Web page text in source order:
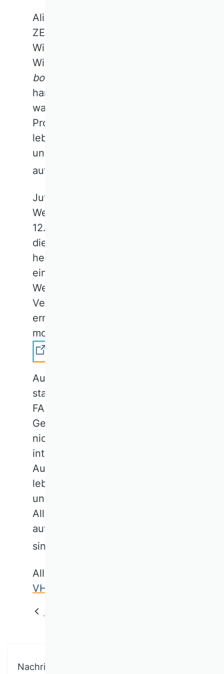
Ali A. Gümüşay plädiert in der
ZEIT vom 8. Mai 2025 dafür, als
Wissenschaftlerinnen und
Wissenschaftler mehr
box
handeln heiße „Imagination
wagen, über bestehende
Probleme hinausdenken,
lebenswerte Zukünfte entwerfen
und konkrete Wege dorthin
aufzeigen.“
Jutta Geldermann und Barbara E.
Weißenberger heben in der am
12. Mai 2025 erschienenen FAZ
die Rolle der BWL-Promotion
hervor: „Promotionen spielen
eine Schlüsselrolle für
Weiterentwicklung und
Verbreitung der sich ständig
erneuernden Wissensbasis einer
modernen Wirtschaft.“
Aus der Feder von Iris Hausladen
stammt der zweite Beitrag in der
FAZ vom 12. Mai 2025: "Auch im
Gesundheitswesen funktioniert
nichts ohne Transport und
intelligente Lagerung." Die
Autorin schreibt über die
lebensrettende Rolle der Logistik
und zeigt: Wir vergessen im
Alltag zu leicht, wie dringend wir
auf Wissenschaft angewiesen
sind.
Alle Autor:innen sind Teil der
VHB experts
Nachricht